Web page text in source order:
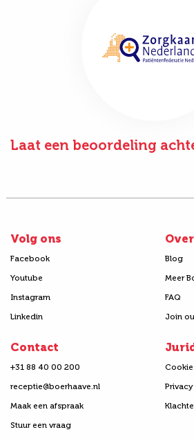
Laat een beoordeling
Volg ons
Facebook
Youtube
Instagram
Linkedin
Blog
Meer
FAQ
Join
Contact
+31 88 40 00 200
receptie@boerhaave.nl
Maak een afspraak
Stuur een vraag